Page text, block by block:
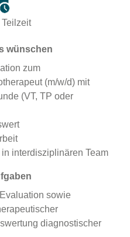
wünschen
zum
(m/w/d) mit
(VT, TP oder
interdisziplinären Team
sowie
diagnostischer